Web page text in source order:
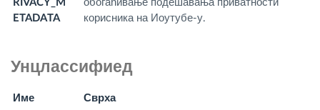
RIVACY_M
ETADATA
обогаћивање подешавања приватности
корисника на Иоутубе-у.
Унцлассифиед
Име Сврха